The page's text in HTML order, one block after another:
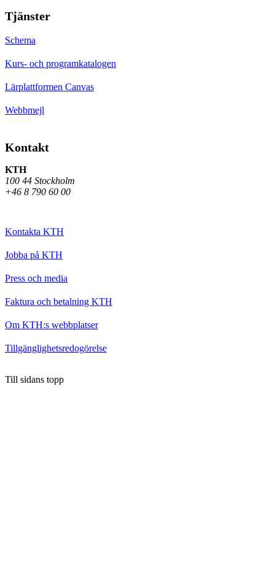
Tjänster
Schema
Kurs- och programkatalogen
Lärplattformen Canvas
Webbmejl
Kontakt
KTH
100 44 Stockholm
+46 8 790 60 00
Kontakta KTH
Jobba på KTH
Press och media
Faktura och betalning KTH
Om KTH:s webbplatser
Tillgänglighetsredogörelse
Till sidans topp